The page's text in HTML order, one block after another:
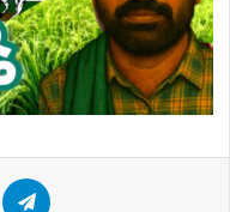
WhatsApp